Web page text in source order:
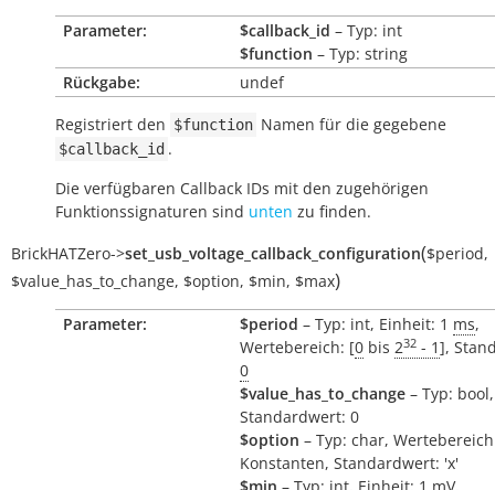
Parameter: $callback_id – Typ: int
$function – Typ: string
Rückgabe:
undef
Registriert den $function Namen für die gegebene
$callback_id .
Die verfügbaren Callback IDs mit den zugehörigen
Funktionssignaturen sind unten zu finden.
BrickHATZero->set_usb_voltage_callback_configuration($period,
$value_has_to_change, $option, $min, $max)
Parameter: $period – Typ: int, Einheit: 1 ms,
Wertebereich: [0 bis 232 - 1],
0
$value_has_to_change – Typ: bool,
Standardwert: 0
$option – Typ: char,
Konstanten, Standardwert: 'x'